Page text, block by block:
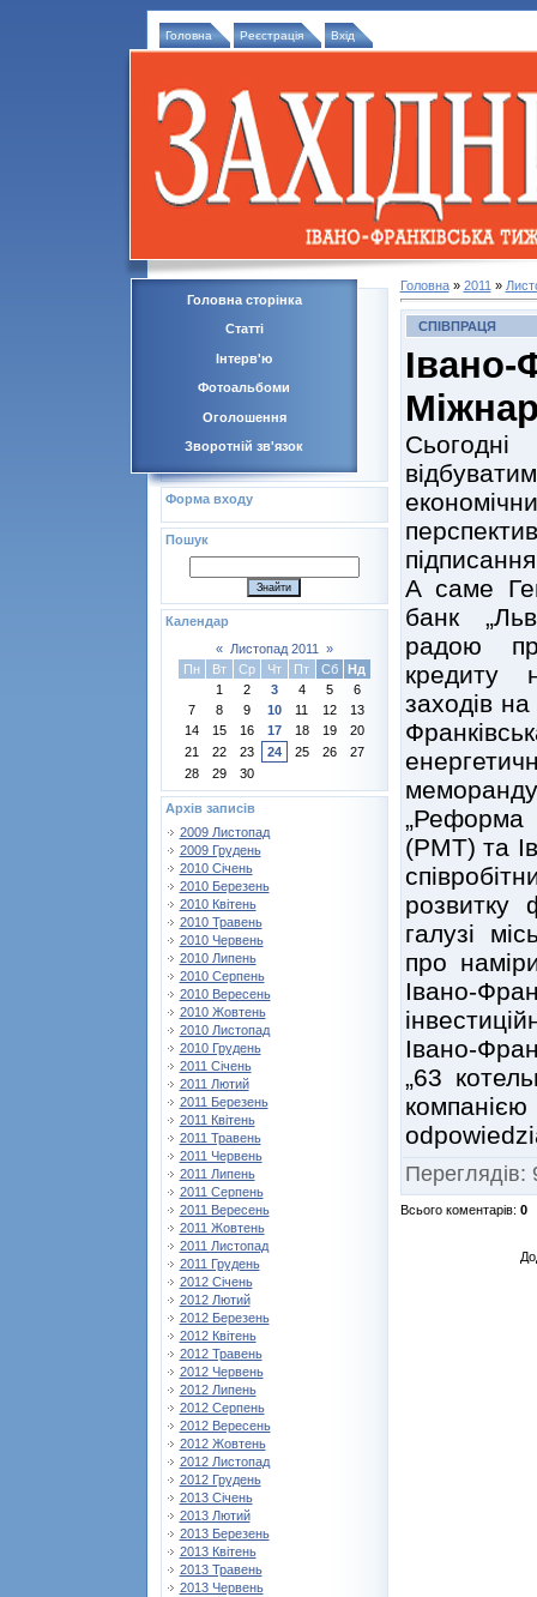
Головна Реєстрація Вхід
Головна сторінка
Статті
Інтерв'ю
Фотоальбоми
Оголошення
Зворотній зв'язок
Форма входу
Пошук
Календар
«
Листопад 2011
»
Пн
Вт Ср Чт Пт Сб
Нд
1
2 3 4 5
6
7
8 9 10 11 12
13
14
15 16 17 18 19
20
21
22 23 24 25 26
27
28
29 30
Архів записів
2009 Листопад
2009 Грудень
2010 Січень
2010 Березень
2010 Квітень
2010 Травень
2010 Червень
2010 Липень
2010 Серпень
2010 Вересень
2010 Жовтень
2010 Листопад
2010 Грудень
2011 Січень
2011 Лютий
2011 Березень
2011 Квітень
2011 Травень
2011 Червень
2011 Липень
2011 Серпень
2011 Вересень
2011 Жовтень
2011 Листопад
2011 Грудень
2012 Січень
2012 Лютий
2012 Березень
2012 Квітень
2012 Травень
2012 Червень
2012 Липень
2012 Серпень
2012 Вересень
2012 Жовтень
2012 Листопад
2012 Грудень
2013 Січень
2013 Лютий
2013 Березень
2013 Квітень
2013 Травень
2013 Червень
Головна» 2011 »
СПІВПРАЦЯ
А саме
банк
радою
кредиту
заходів
„Реформа
(РМТ) та
розвитку
галузі
про
Івано-
Івано-
„63
Переглядів:
Всього коментарів: 0